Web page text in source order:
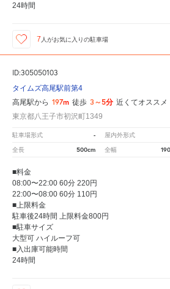
24時間
7 人がお気に入りの駐車場
ID:305050103
タイムズ高尾駅前第4
高尾駅から 197m 徒歩 3～5分 近くてオススメ
東京都八王子市初沢町1349
駐車場形式 - 屋内外形式
全長 500cm 全幅
■料金
08:00〜22:00 60分 220円
22:00〜08:00 60分 110円
■上限料金
駐車後24時間 上限料金800円
■駐車サイズ
大型可 ハイルーフ可
■入出庫可能時間
24時間